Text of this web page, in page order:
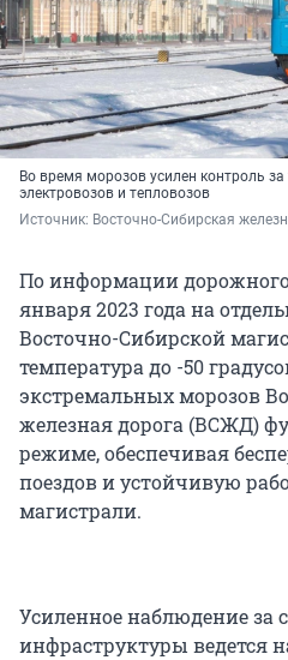
Во время морозов усилен контроль
электровозов и тепловозов
Источник: Восточно-Сибирская
По информации дорожного
января 2023 года на
Восточно-Сибирской
температура до -50
экстремальных морозов
железная дорога (ВСЖД)
режиме, обеспечивая
поездов и устойчивую
магистрали.
Усиленное наблюдение за
инфраструктуры ведется